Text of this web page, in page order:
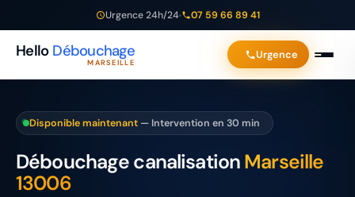
Urgence 24h/24 07 59 66 89 41
Hello Débouchage
MARSEILLE
Urgence
Disponible maintenant — Intervention en 30 min
Débouchage canalisationMarseille
13006